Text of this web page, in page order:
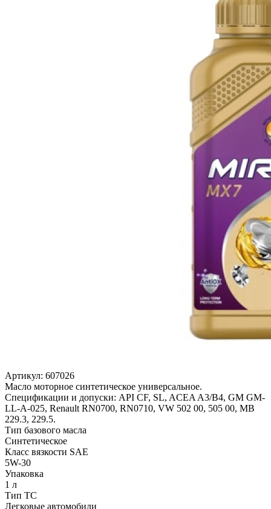
Артикул: 607026
Масло моторное синтетическое универсальное.
Спецификации и допуски: API CF, SL, ACEA A3/B4, GM GM-
LL-A-025, Renault RN0700, RN0710, VW 502 00, 505 00, MB
229.3, 229.5.
Тип базового масла
Синтетическое
Класс вязкости SAE
5W-30
Упаковка
1 л
Тип ТС
Легковые автомобили